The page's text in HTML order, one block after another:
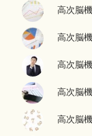
高次脳
高次脳
高次脳
高次脳
高次脳